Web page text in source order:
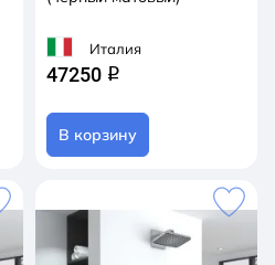
Италия
47250 q
В корзину